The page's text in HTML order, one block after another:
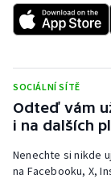
Stolní tenis
Veslování
Volejbal
SOCIÁLNÍ SÍTĚ
Odteď vám
i na dalších
Nenechte si nikde
na Facebooku, X,